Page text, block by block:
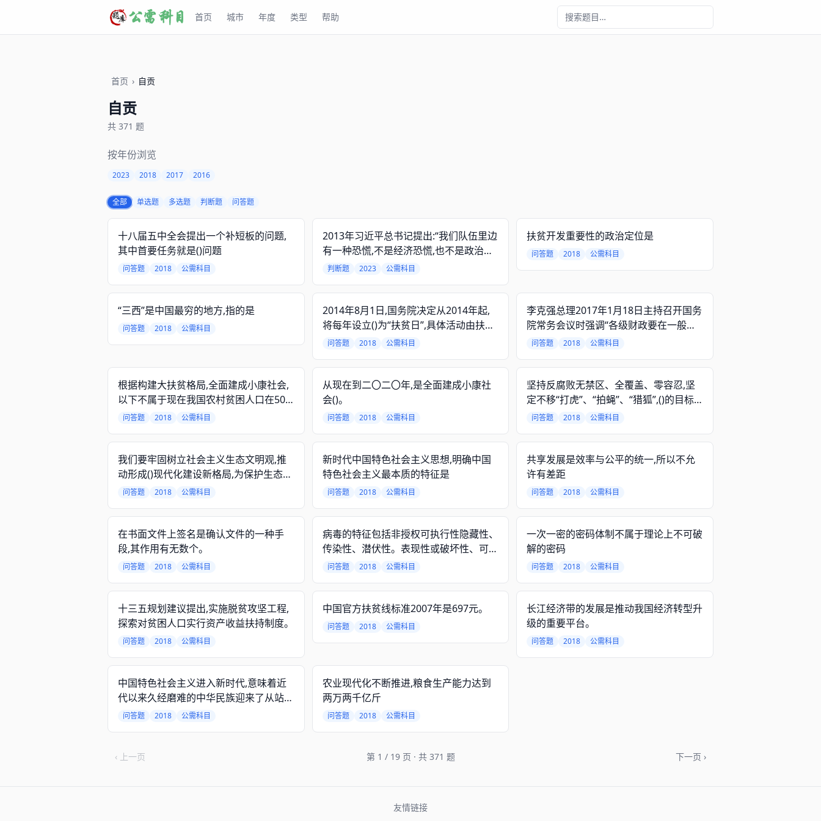
首页 城市 年度 类型 帮助
首页 › 自贡
自贡
共 371 题
按年份浏览
2023 2018 2017 2016
全部 单选题 多选题 判断题 问答题
十八届五中全会提出一个补短板的问题,
其中首要任务就是()问题
问答题 2018 公需科目
2013年习近平总书记提出:“我们队伍里边
有一种恐慌,不是经济恐慌,也不是政治恐
慌,而是本领恐慌。”
判断题 2023 公需科目
扶贫开发重要性的政治定位是
问答题 2018 公需科目
“三西”是中国最穷的地方,指的是
问答题 2018 公需科目
2014年8月1日,国务院决定从2014年起,
将每年设立()为“扶贫日”,具体活动由扶贫
办商有关部门共同组织实施。
问答题 2018 公需科目
李克强总理2017年1月18日主持召开国务
院常务会议时强调“各级财政要在一般性
转移支付中把保障群众基本生活放在重要
问答题 2018 公需科目
根据构建大扶贫格局,全面建成小康社会,
以下不属于现在我国农村贫困人口在500
万以上的省份是
问答题 2018 公需科目
从现在到二〇二〇年,是全面建成小康社
会()。
问答题 2018 公需科目
坚持反腐败无禁区、全覆盖、零容忍,坚
定不移“打虎”、“拍蝇”、“猎狐”,()的目标
初步实现,()的笼子越扎越牢,()的堤坝正在
巩固发展。
问答题 2018 公需科目
我们要牢固树立社会主义生态文明观,推
动形成()现代化建设新格局,为保护生态环
境作出我们这代人的努力
问答题 2018 公需科目
新时代中国特色社会主义思想,明确中国
特色社会主义最本质的特征是
问答题 2018 公需科目
共享发展是效率与公平的统一,所以不允
许有差距
问答题 2018 公需科目
在书面文件上签名是确认文件的一种手
段,其作用有无数个。
问答题 2018 公需科目
病毒的特征包括非授权可执行性隐藏性、
传染性、潜伏性。表现性或破坏性、可触
发性。
问答题 2018 公需科目
一次一密的密码体制不属于理论上不可破
解的密码
问答题 2018 公需科目
十三五规划建议提出,实施脱贫攻坚工程,
探索对贫困人口实行资产收益扶持制度。
问答题 2018 公需科目
中国官方扶贫线标准2007年是697元。
问答题 2018 公需科目
长江经济带的发展是推动我国经济转型升
级的重要平台。
问答题 2018 公需科目
中国特色社会主义进入新时代,意味着近
代以来久经磨难的中华民族迎来了从站起
来、富起来到强起来的伟大飞跃,迎来了
问答题 2018 公需科目
农业现代化不断推进,粮食生产能力达到
两万两千亿斤
问答题 2018 公需科目
‹ 上一页 第 1 / 19 页 · 共 371 题 下一页 ›
友情链接